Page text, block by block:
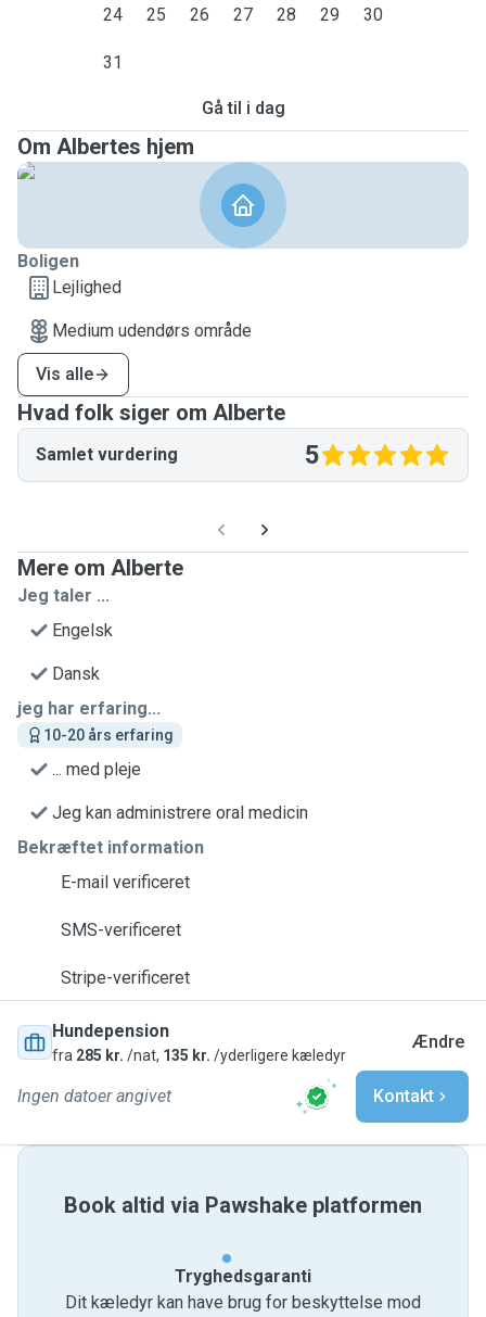
24 25 26 27 28 29 30
31
Gå til i dag
Om Albertes hjem
Boligen
Lejlighed
Medium udendørs område
Vis alle
Hvad folk siger om Alberte
Samlet vurdering 5
Mere om Alberte
Jeg taler ...
Engelsk
Dansk
jeg har erfaring...
10-20 års erfaring
... med pleje
Jeg kan administrere oral medicin
Bekræftet information
E-mail verificeret
SMS-verificeret
Stripe-verificeret
Hundepension
fra 285 kr. /nat, 135 kr. /yderligere kæledyr
Ændre
Ingen datoer angivet Kontakt
Book altid via Pawshake platformen
Tryghedsgaranti
Dit kæledyr kan have brug for beskyttelse mod